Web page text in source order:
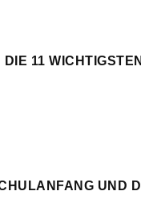
11
UND